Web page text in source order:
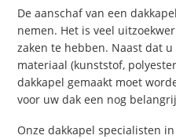
De aanschaf van een
nemen. Het is veel
zaken te hebben. Naast dat
materiaal (kunststof,
dakkapel gemaakt moet
voor uw dak een nog
Onze dakkapel specialisten